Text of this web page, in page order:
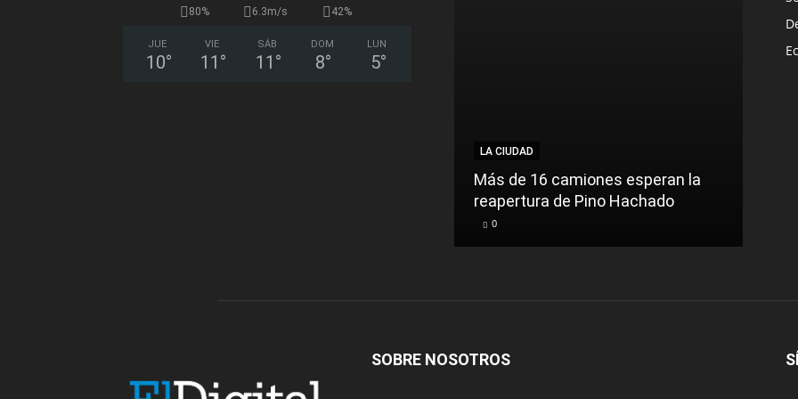
80% 6.3m/s 42%
JUE
10°
VIE
11 °
SÁB
11 °
DOM
8°
LUN
5°
LA CIUDAD
Más de 16 camiones esperan la
reapertura de Pino Hachado
0
SOBRE NOSOTROS